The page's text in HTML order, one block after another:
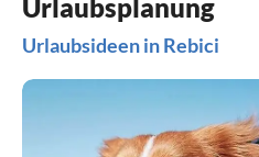
Urlaubsplanung
Urlaubsideen in Rebici